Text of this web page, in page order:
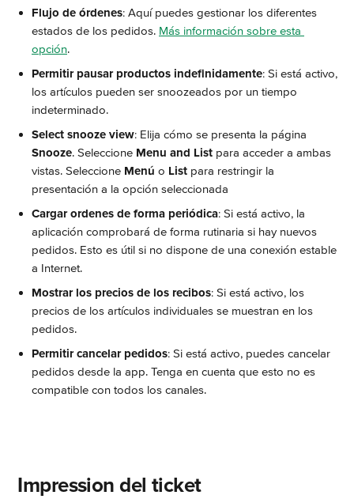
Flujo de órdenes: Aquí puedes gestionar los diferentes
estados de los pedidos. Más información sobre esta
opción.
Permitir pausar productos indefinidamente: Si está activo,
los artículos pueden ser snoozeados por un tiempo
indeterminado.
Select snooze view: Elija cómo se presenta la página
Snooze. Seleccione Menu and List para acceder a ambas
vistas. Seleccione Menú o List para restringir la
presentación a la opción seleccionada
Cargar ordenes de forma periódica: Si está activo, la
aplicación comprobará de forma rutinaria si hay nuevos
pedidos. Esto es útil si no dispone de una conexión estable
a Internet.
Mostrar los precios de los recibos: Si está activo, los
precios de los artículos individuales se muestran en los
pedidos.
Permitir cancelar pedidos: Si está activo, puedes cancelar
pedidos desde la app. Tenga en cuenta que esto no es
compatible con todos los canales.
Impression del ticket